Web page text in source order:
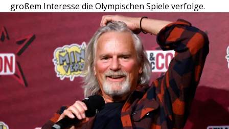
großem Interesse die Olympischen Spiele verfolge.